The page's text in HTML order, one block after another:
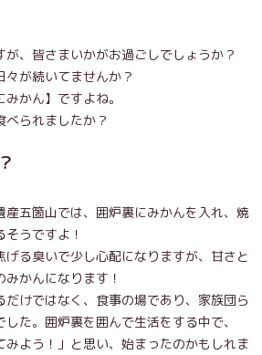
、皆さまいかがお過ごしでしょうか？
が続いてませんか？
かん】ですよね。
られましたか？
産五箇山では、囲炉裏にみかんを入れ、焼
うですよ！
げる臭いで少し心配になりますが、甘さと
かんになります！
だけではなく、食事の場であり、家族団ら
た。囲炉裏を囲んで生活をする中で、
みよう！」と思い、始まったのかもしれま